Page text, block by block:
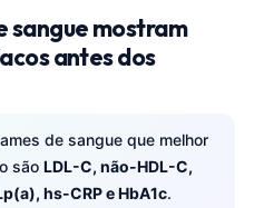
sangue mostram
antes dos
de sangue que melhor
são LDL-C, não-HDL-C,
hs-CRP e HbA1c.